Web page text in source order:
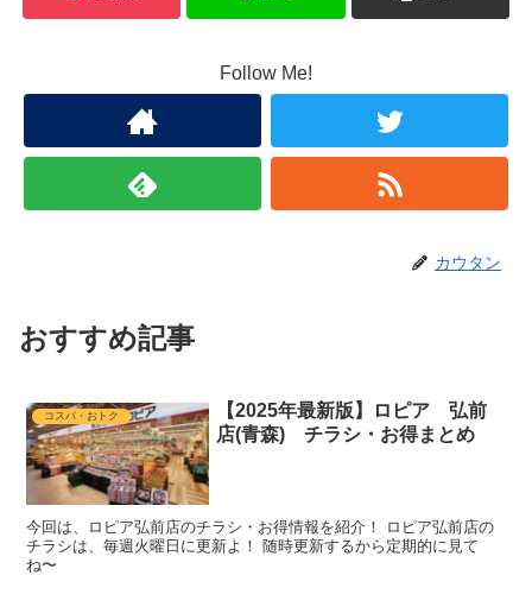
Follow Me!
カウタン
おすすめ記事
コスパ・おトク
【2025年最新版】ロピア 弘前
店(青森) チラシ・お得まとめ
今回は、ロピア弘前店のチラシ・お得情報を紹介！ ロピア弘前店の
チラシは、毎週火曜日に更新よ！ 随時更新するから定期的に見て
ね〜